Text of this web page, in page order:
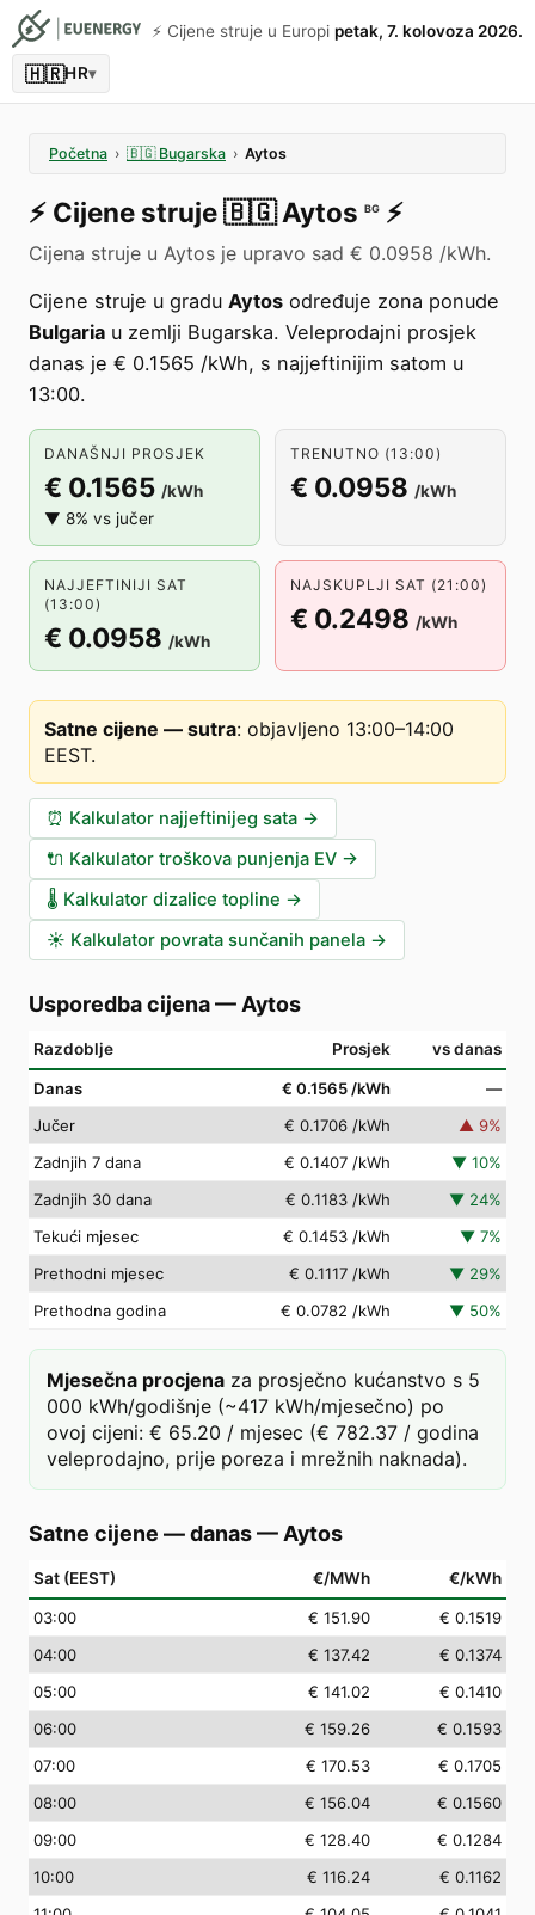
⚡️ Cijene struje u Europi petak, 7. kolovoza 2026.
🇭🇷HR▾
Početna › 🇧🇬 Bugarska › Aytos
⚡️ Cijene struje🇧🇬 Aytos BG ⚡️
Cijena struje u Aytos je upravo sad € 0.0958 /kWh.
Cijene struje u gradu Aytos određuje zona ponude
Bulgaria u zemlji Bugarska. Veleprodajni prosjek
danas je € 0.1565 /kWh, s najjeftinijim satom u
13:00.
DANAŠNJI PROSJEK
€ 0.1565 /kWh
▼ 8% vs jučer
TRENUTNO (13:00)
€ 0.0958 /kWh
NAJJEFTINIJI SAT
(13:00)
€ 0.0958 /kWh
NAJSKUPLJI SAT (21:00)
€ 0.2498 /kWh
Satne cijene — sutra: objavljeno 13:00–14:00
EEST.
⏰ Kalkulator najjeftinijeg sata →
🔌 Kalkulator troškova punjenja EV →
🌡️ Kalkulator dizalice topline →
☀️ Kalkulator povrata sunčanih panela →
Usporedba cijena— Aytos
Razdoblje Prosjek vs danas
Danas € 0.1565 /kWh
—
Jučer
€ 0.1706 /kWh ▲ 9%
Zadnjih 7 dana
€ 0.1407 /kWh ▼ 10%
Zadnjih 30 dana
€ 0.1183 /kWh ▼ 24%
Tekući mjesec
€ 0.1453 /kWh ▼ 7%
Prethodni mjesec
€ 0.1117 /kWh ▼ 29%
Prethodna godina
€ 0.0782 /kWh ▼ 50%
Mjesečna procjena za prosječno kućanstvo s 5
000 kWh/godišnje (~417 kWh/mjesečno) po
ovoj cijeni: € 65.20 / mjesec (€ 782.37 / godina
veleprodajno, prije poreza i mrežnih naknada).
Satne cijene — danas— Aytos
Sat (EEST) €/MWh €/kWh
03:00 € 151.90
€ 0.1519
04:00 € 137.42
€ 0.1374
05:00 € 141.02
€ 0.1410
06:00 € 159.26
€ 0.1593
07:00 € 170.53
€ 0.1705
08:00 € 156.04
€ 0.1560
09:00 € 128.40
€ 0.1284
10:00 € 116.24
€ 0.1162